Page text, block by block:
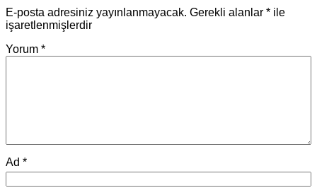
E-posta adresiniz yayınlanmayacak. Gerekli alanlar * ile
işaretlenmişlerdir
Yorum *
Ad *